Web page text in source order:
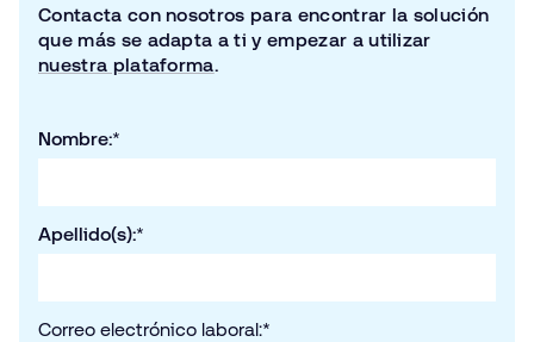
Contacta con nosotros para encontrar la solución
que más se adapta a ti y empezar a utilizar
nuestra plataforma.
*
Nombre:
*
Apellido(s):
*
Correo electrónico laboral: